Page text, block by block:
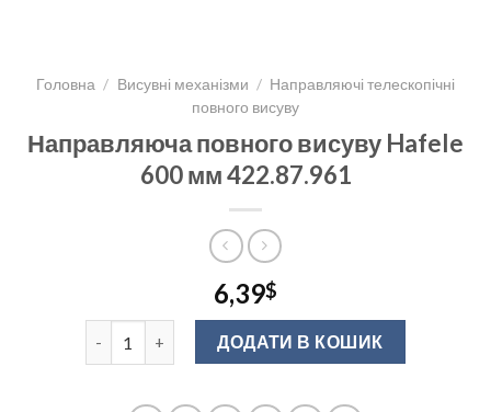
Головна / Висувні механізми / Направляючі телескопічні
повного висуву
Направляюча повного висуву Hafele
600 мм 422.87.961
6,39$
Направляюча повного висуву Hafele 600 мм
ДОДАТИ В КОШИК